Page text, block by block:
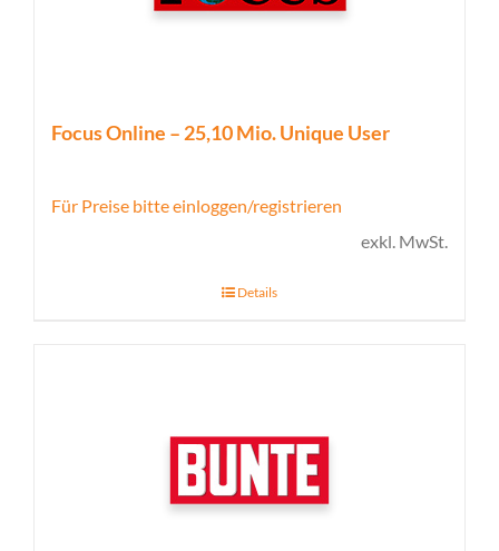
Focus Online – 25,10 Mio. Unique User
Für Preise bitte einloggen/registrieren
exkl. MwSt.
Details